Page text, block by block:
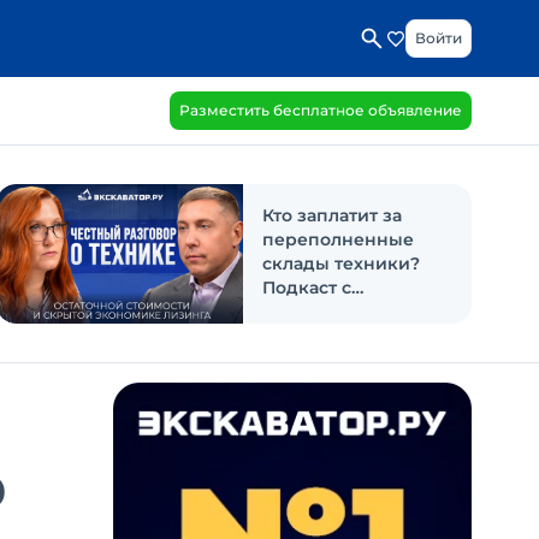
Войти
Разместить бесплатное объявление
Кто заплатит за
переполненные
склады техники?
Подкаст с